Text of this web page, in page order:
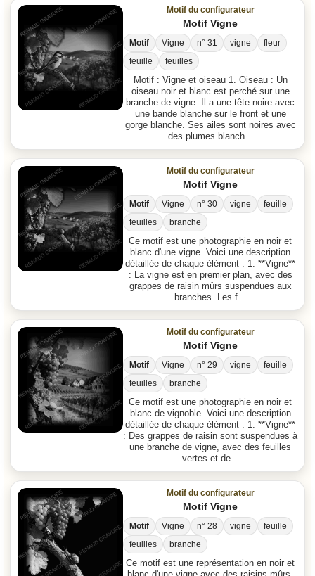
Motif du configurateur
Motif Vigne
Motif Vigne n° 31 vigne
fleur
feuille
feuilles
Motif : Vigne et oiseau 1. Oiseau : Un
oiseau noir et blanc est perché sur une
branche de vigne. Il a une tête noire avec
une bande blanche sur le front et une
gorge blanche. Ses ailes sont noires avec
des plumes blanch...
Motif du configurateur
Motif Vigne
Motif Vigne n° 30 vigne
feuille
feuilles
branche
Ce motif est une photographie en noir et
blanc d'une vigne. Voici une description
détaillée de chaque élément : 1. **Vigne**
: La vigne est en premier plan, avec des
grappes de raisin mûrs suspendues aux
branches. Les f...
Motif du configurateur
Motif Vigne
Motif Vigne n° 29 vigne
feuille
feuilles
branche
Ce motif est une photographie en noir et
blanc de vignoble. Voici une description
détaillée de chaque élément : 1. **Vigne**
: Des grappes de raisin sont suspendues à
une branche de vigne, avec des feuilles
vertes et de...
Motif du configurateur
Motif Vigne
Motif Vigne n° 28 vigne
feuille
feuilles
branche
Ce motif est une représentation en noir et